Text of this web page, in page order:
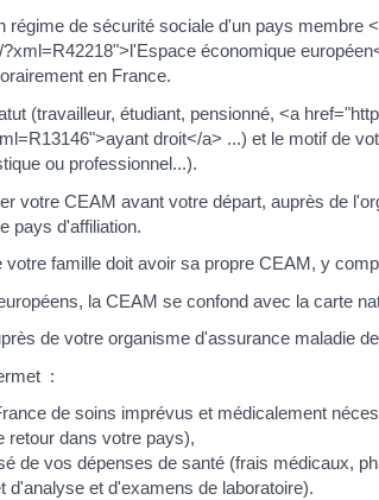
régime de sécurité sociale d'un pays membre
économique
en France.
(travailleur, étudiant, pensionné, <a
droit</a> ...) et le motif de
ou professionnel...).
votre CEAM avant votre départ, auprès de
pays d'affiliation.
votre famille doit avoir sa propre CEAM, y
la CEAM se confond avec la carte
de votre organisme d'assurance maladie
:
de soins imprévus et médicalement
retour dans votre pays),
de vos dépenses de santé (frais médicaux,
d'analyse et d'examens de laboratoire).